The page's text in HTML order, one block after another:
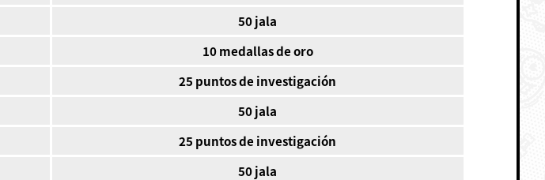
50 jala
10 medallas de oro
25 puntos de investigación
50 jala
25 puntos de investigación
50 jala